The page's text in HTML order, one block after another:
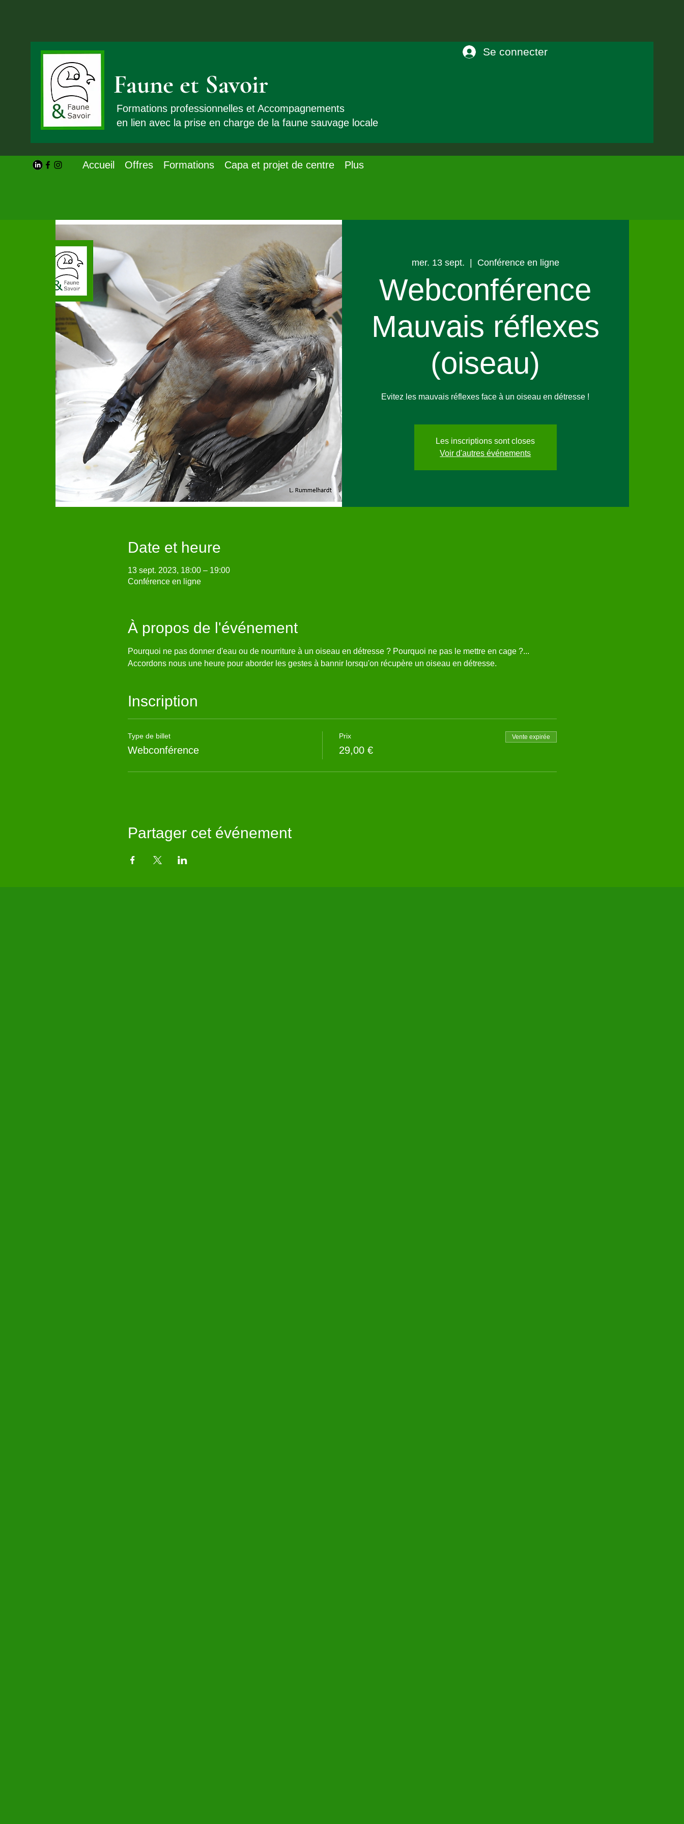
Faune et Savoir
Formations professionnelles et Accompagnements
en lien avec la prise en charge de la faune sauvage locale
Se connecter
Accueil Offres Formations Capa et projet de centre Plus
mer. 13 sept.
  |
Conférence en ligne
Webconférence
Mauvais réflexes
(oiseau)
Evitez les mauvais réflexes face à un oiseau en détresse !
Les inscriptions sont closes
Voir d'autres événements
Date et heure
13 sept. 2023, 18:00 – 19:00
Conférence en ligne
À propos de l'événement
Pourquoi ne pas donner d'eau ou de nourriture à un oiseau en détresse ? Pourquoi ne pas le mettre en cage ?...
Accordons nous une heure pour aborder les gestes à bannir lorsqu'on récupère un oiseau en détresse.
Inscription
Type de billet
Webconférence
Prix
29,00 €
Vente expirée
Partager cet événement